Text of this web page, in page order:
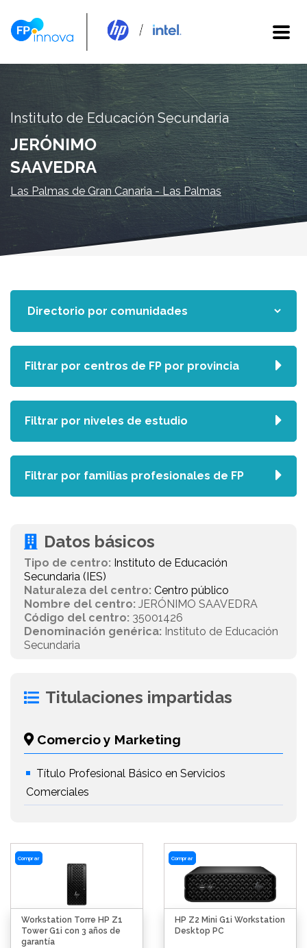
Instituto de Educación Secundaria
JERÓNIMO
SAAVEDRA
Las Palmas de Gran Canaria - Las Palmas
Datos básicos
Tipo de centro: Instituto de Educación
Secundaria (IES)
Naturaleza del centro: Centro público
Nombre del centro: JERÓNIMO SAAVEDRA
Código del centro: 35001426
Denominación genérica: Instituto de Educación
Secundaria
Titulaciones impartidas
Comercio y Marketing
Título Profesional Básico en Servicios
Comerciales
Comprar
Workstation Torre HP Z1
Tower G1i con 3 años de
garantía
Comprar
HP Z2 Mini G1i Workstation
Desktop PC
Filtrar por centros de FP por provincia
Filtrar por niveles de estudio
Filtrar por familias profesionales de FP